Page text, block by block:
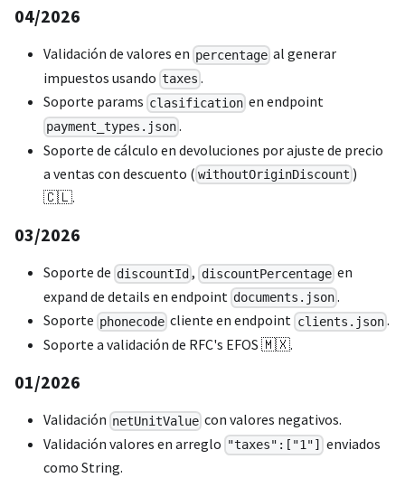
04/2026
Validación de valores en percentage al generar
impuestos usando taxes .
Soporte params clasification en endpoint
payment_types.json .
Soporte de cálculo en devoluciones por ajuste de precio
a ventas con descuento ( withoutOriginDiscount )
🇨🇱.
03/2026
Soporte de discountId , discountPercentageen
expand de details en endpoint documents.json .
Soporte phonecode cliente en endpoint clients.json.
Soporte a validación de RFC's EFOS 🇲🇽.
01/2026
Validación netUnitValue con valores negativos.
Validación valores en arreglo "taxes":["1"]
enviados
como String.